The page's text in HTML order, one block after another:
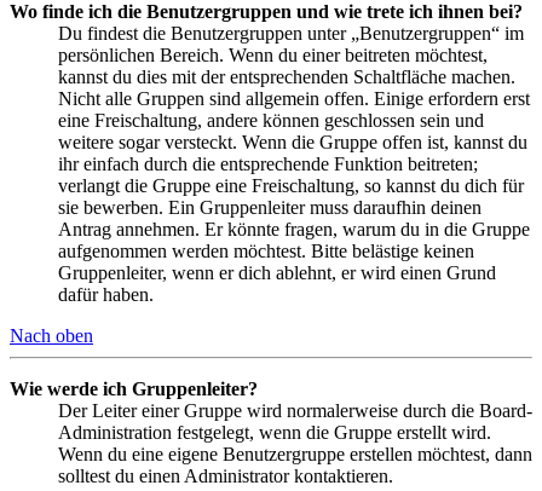
Wo finde ich die Benutzergruppen und wie trete ich ihnen bei?
Du findest die Benutzergruppen unter „Benutzergruppen“ im
persönlichen Bereich. Wenn du einer beitreten möchtest,
kannst du dies mit der entsprechenden Schaltfläche machen.
Nicht alle Gruppen sind allgemein offen. Einige erfordern erst
eine Freischaltung, andere können geschlossen sein und
weitere sogar versteckt. Wenn die Gruppe offen ist, kannst du
ihr einfach durch die entsprechende Funktion beitreten;
verlangt die Gruppe eine Freischaltung, so kannst du dich für
sie bewerben. Ein Gruppenleiter muss daraufhin deinen
Antrag annehmen. Er könnte fragen, warum du in die Gruppe
aufgenommen werden möchtest. Bitte belästige keinen
Gruppenleiter, wenn er dich ablehnt, er wird einen Grund
dafür haben.
Nach oben
Wie werde ich Gruppenleiter?
Der Leiter einer Gruppe wird normalerweise durch die Board-
Administration festgelegt, wenn die Gruppe erstellt wird.
Wenn du eine eigene Benutzergruppe erstellen möchtest, dann
solltest du einen Administrator kontaktieren.